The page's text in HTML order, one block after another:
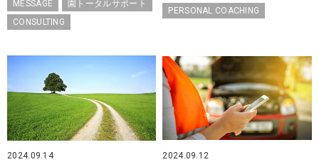
MESSAGE
園トータルサポート
CONSULTING
PERSONAL COACHING
2024.09.14 2024.09.12